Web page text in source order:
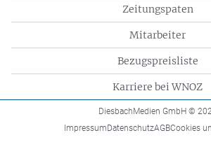
Zeitungspaten
Mitarbeiter
Bezugspreisliste
Karriere bei WNOZ
DiesbachMedien GmbH ©
ImpressumDatenschutzAGBCookies